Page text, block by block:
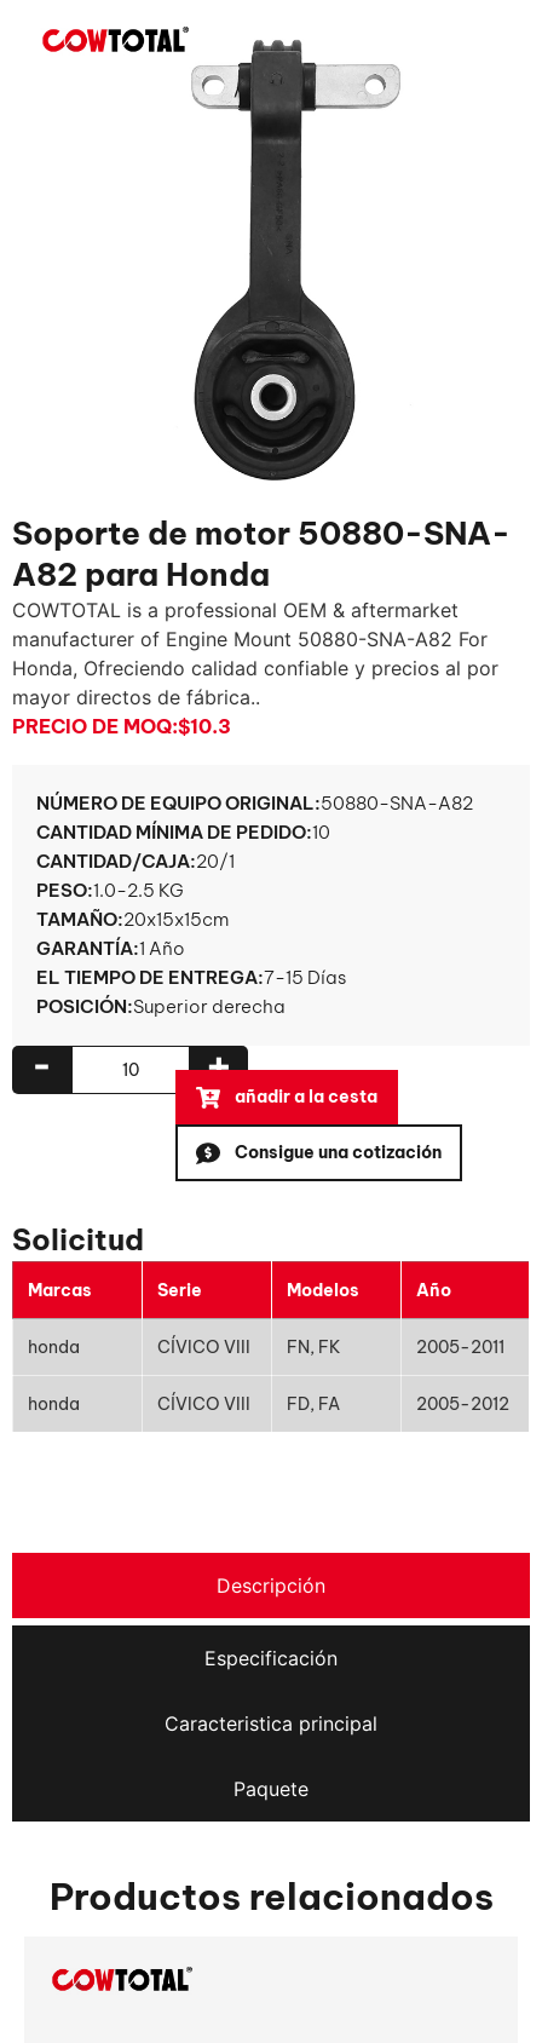
Soporte de motor 50880-SNA-
A82 para Honda
COWTOTAL is a professional OEM & aftermarket
manufacturer of Engine Mount 50880-SNA-A82 For
Honda, Ofreciendo calidad confiable y precios al por
mayor directos de fábrica..
PRECIO DE MOQ:$10.3
NÚMERO DE EQUIPO ORIGINAL:50880-SNA-A82
CANTIDAD MÍNIMA DE PEDIDO:10
CANTIDAD/CAJA:20/1
PESO:1.0-2.5 KG
TAMAÑO:20x15x15cm
GARANTÍA:1 Año
EL TIEMPO DE ENTREGA:7-15 Días
POSICIÓN:Superior derecha
+
-
añadir a la cesta
Consigue una cotización
Solicitud
Marcas Serie Modelos Año
honda CÍVICO VIII FN, FK 2005-2011
honda CÍVICO VIII FD, FA 2005-2012
Descripción
Especificación
Caracteristica principal
Paquete
Productos relacionados